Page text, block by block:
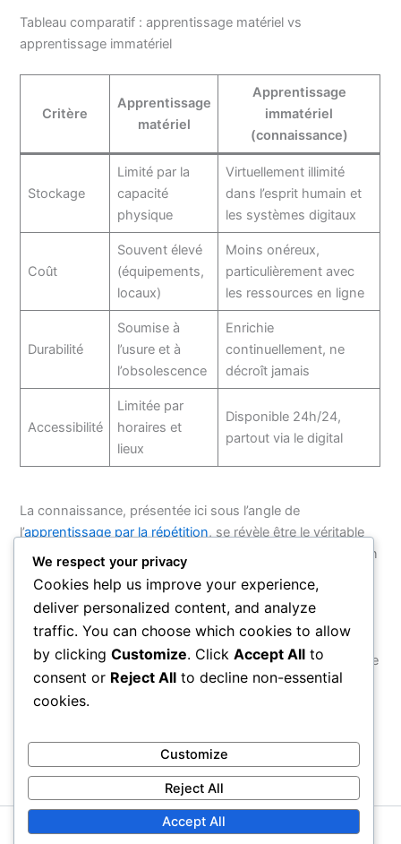
Tableau comparatif : apprentissage matériel vs
apprentissage immatériel
Critère
Apprentissage
matériel
Apprentissage
immatériel
(connaissance)
Stockage
Limité par la
capacité
physique
Virtuellement illimité
dans l’esprit humain et
les systèmes digitaux
Coût
Souvent élevé
(équipements,
locaux)
Moins onéreux,
particulièrement avec
les ressources en ligne
Durabilité
Soumise à
l’usure et à
l’obsolescence
Enrichie
continuellement, ne
décroît jamais
Accessibilité
Limitée par
horaires et
lieux
Disponible 24h/24,
partout via le digital
La connaissance, présentée ici sous l’angle de
l’apprentissage par la répétition, se révèle être le véritable
moteur du développement personnel et professionnel. Son
partage joue un rôle clé dans le renforcement des équipes
et des organisations.
Les retours d’expérience des entreprises démontrent que
intégration pratique du savoirest un levier de performance
et d’innovation incontournable.
PRÉCÉDENT SUIVANT
We respect your privacy
Cookies help us improve your experience,
deliver personalized content, and analyze
traffic. You can choose which cookies to allow
by clicking Customize. Click Accept All to
consent or Reject All to decline non-essential
cookies.
Customize
Reject All
Accept All